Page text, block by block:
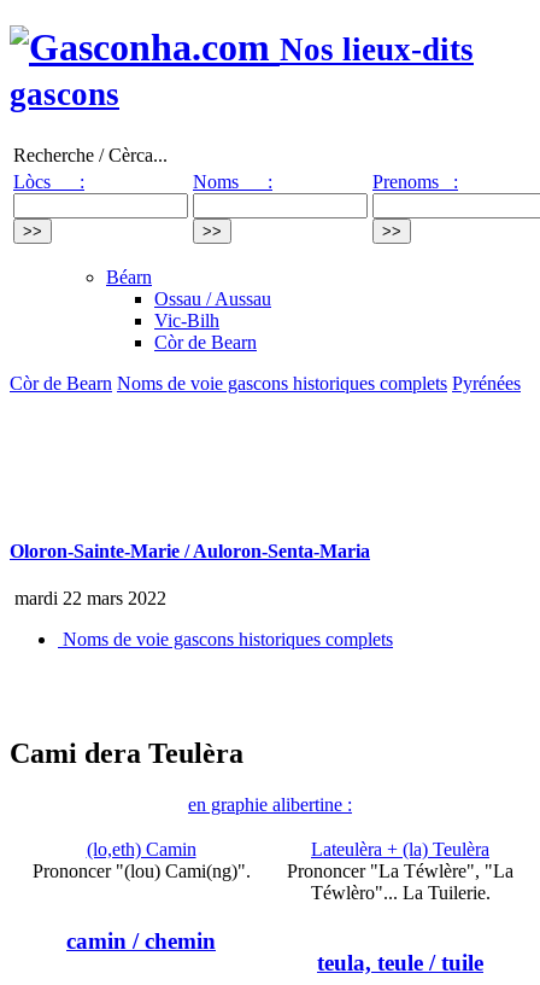
Nos lieux-dits
gascons
Recherche / Cèrca...
Lòcs :
Noms : Prenoms :
Béarn
Ossau / Aussau
Vic-Bilh
Còr de Bearn
Còr de Bearn Noms de voie gascons historiques complets Pyrénées
Oloron-Sainte-Marie / Auloron-Senta-Maria
mardi 22 mars 2022
Noms de voie gascons historiques complets
Cami dera Teulèra
en graphie alibertine :
(lo,eth) Camin
Prononcer "(lou) Cami(ng)".
camin / chemin
Lateulèra + (la) Teulèra
Prononcer "La Téwlère", "La
Téwlèro"... La Tuilerie.
teula, teule / tuile